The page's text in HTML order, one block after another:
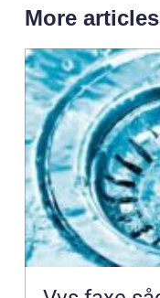
More articles